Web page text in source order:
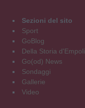
Sezioni del sito
Sport
GoBlog
Della Storia d'Empoli
Go(od) News
Sondaggi
Gallerie
Video